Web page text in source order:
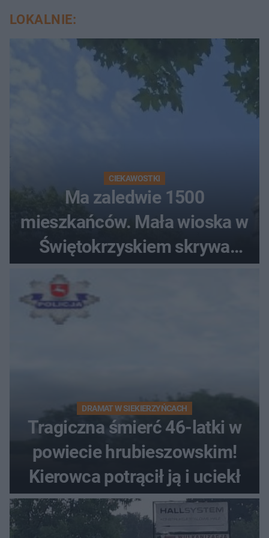
LOKALNIE:
CIEKAWOSTKI
Ma zaledwie 1500
mieszkańców. Mała wioska w
Świętokrzyskiem skrywa
zabytki, bywał tu nawet król
DRAMAT W SIEKIERZYŃCACH
Tragiczna śmierć 46-latki w
powiecie hrubieszowskim!
Kierowca potrącił ją i uciekł